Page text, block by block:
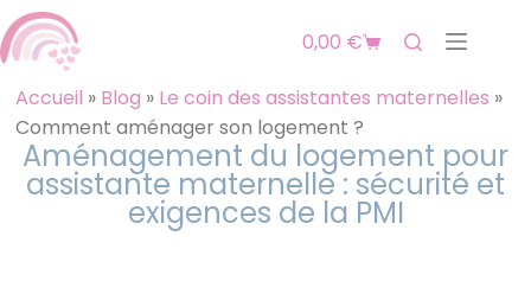
0,00 €
Accueil » Blog » Le coin des assistantes maternelles »
Comment aménager son logement ?
Aménagement du logement pour
assistante maternelle : sécurité et
exigences de la PMI